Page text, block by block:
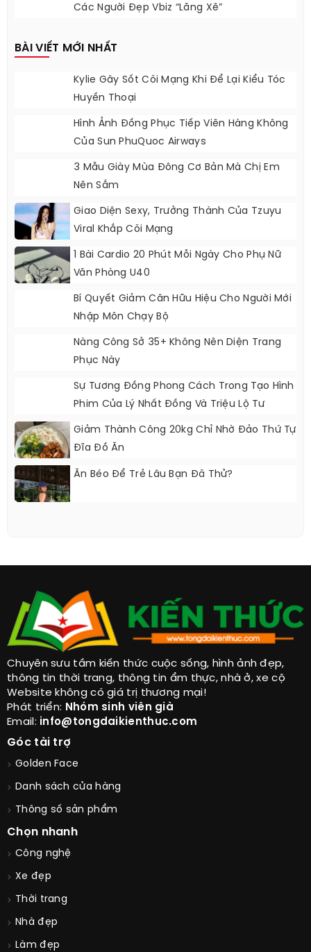
Các Người Đẹp Vbiz “lăng Xê”
BÀI VIẾT MỚI NHẤT
Kylie Gây Sốt Cõi Mạng Khi Để Lại Kiểu Tóc
Huyền Thoại
Hình Ảnh Đồng Phục Tiếp Viên Hàng Không
Của Sun PhuQuoc Airways
3 Mẫu Giày Mùa Đông Cơ Bản Mà Chị Em
Nên Sắm
Giao Diện Sexy, Trưởng Thành Của Tzuyu
Viral Khắp Cõi Mạng
1 Bài Cardio 20 Phút Mỗi Ngày Cho Phụ Nữ
Văn Phòng U40
Bí Quyết Giảm Cân Hữu Hiệu Cho Người Mới
Nhập Môn Chạy Bộ
Nàng Công Sở 35+ Không Nên Diện Trang
Phục Này
Sự Tương Đồng Phong Cách Trong Tạo Hình
Phim Của Lý Nhất Đồng Và Triệu Lộ Tư
Giảm Thành Công 20kg Chỉ Nhờ Đảo Thứ Tự
Đĩa Đồ Ăn
Ăn Béo Để Trẻ Lâu Bạn Đã Thử?
Chuyên sưu tầm kiến thức cuộc sống, hình ảnh đẹp,
thông tin thời trang, thông tin ẩm thực, nhà ở, xe cộ
Website không có giá trị thương mại!
Phát triển: Nhóm sinh viên già
Email: info@tongdaikienthuc.com
Góc tài trợ
Golden Face
Danh sách cửa hàng
Thông số sản phẩm
Chọn nhanh
Công nghệ
Xe đẹp
Thời trang
Nhà đẹp
Làm đẹp